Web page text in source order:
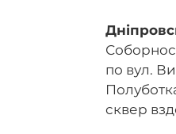
по вул.
сквер